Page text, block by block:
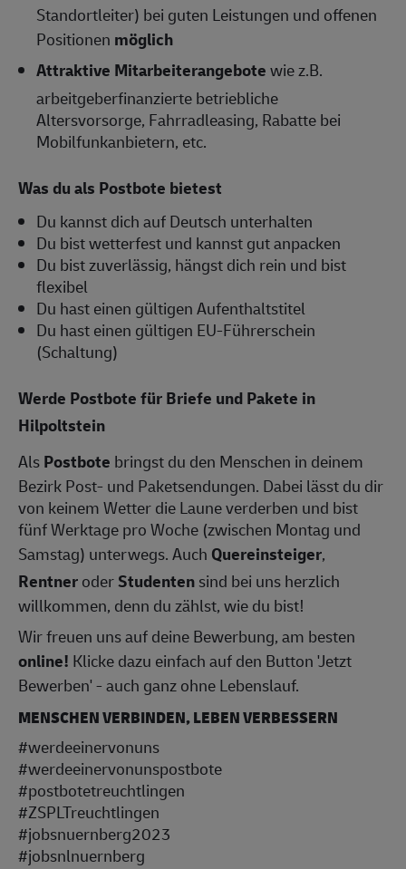
Standortleiter) bei guten Leistungen und offenen
Positionen möglich
Attraktive Mitarbeiterangebotewie z.B.
arbeitgeberfinanzierte betriebliche
Altersvorsorge, Fahrradleasing, Rabatte bei
Mobilfunkanbietern, etc.
Was du als Postbote bietest
Du kannst dich auf Deutsch unterhalten
Du bist wetterfest und kannst gut anpacken
Du bist zuverlässig, hängst dich rein und bist
flexibel
Du hast einen gültigen Aufenthaltstitel
Du hast einen gültigen EU-Führerschein
(Schaltung)
Werde Postbote für Briefe und Pakete in
Hilpoltstein
AlsPostbote bringst du den Menschen in deinem
Bezirk Post- und Paketsendungen. Dabei lässt du dir
von keinem Wetter die Laune verderben und bist
fünf Werktage pro Woche (zwischen Montag und
Samstag) unterwegs. Auch Quereinsteiger,
RentneroderStudentensind bei uns herzlich
willkommen, denn du zählst, wie du bist!
Wir freuen uns auf deine Bewerbung, am besten
online! Klicke dazu einfach auf den Button 'Jetzt
Bewerben' - auch ganz ohne Lebenslauf.
MENSCHEN VERBINDEN, LEBEN VERBESSERN
#werdeeinervonuns
#werdeeinervonunspostbote
#postbotetreuchtlingen
#ZSPLTreuchtlingen
#jobsnuernberg2023
#jobsnlnuernberg